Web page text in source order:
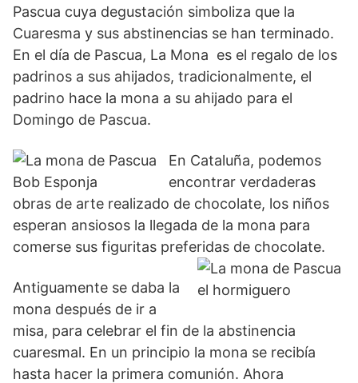
Pascua cuya degustación simboliza que la
Cuaresma y sus abstinencias se han terminado.
En el día de Pascua, La Mona es el regalo de los
padrinos a sus ahijados, tradicionalmente, el
padrino hace la mona a su ahijado para el
Domingo de Pascua.
En Cataluña, podemos
encontrar verdaderas
obras de arte realizado de chocolate, los niños
esperan ansiosos la llegada de la mona para
comerse sus figuritas preferidas de chocolate.
Antiguamente se daba la
mona después de ir a
misa, para celebrar el fin de la abstinencia
cuaresmal. En un principio la mona se recibía
hasta hacer la primera comunión. Ahora